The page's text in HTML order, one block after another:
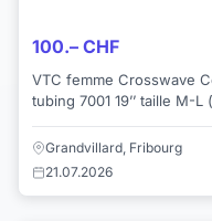
100.– CHF
VTC femme Crosswave
tubing 7001 19’’ taille M-
Grandvillard, Fribourg
21.07.2026